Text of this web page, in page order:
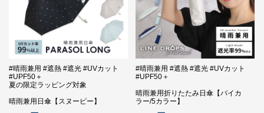
#晴雨兼用 #遮熱 #遮光 #UVカット
#UPF50＋
夏の限定ラッピング対象
晴雨兼用日傘【スヌーピー】
#晴雨兼用 #遮熱 #遮光 #UVカット
#UPF50＋
晴雨兼用折りたたみ日傘【バイカ
ラー/5カラー】